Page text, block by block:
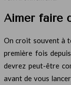
Aimer faire
On croit souvent à
première fois
devrez peut-être
avant de vous